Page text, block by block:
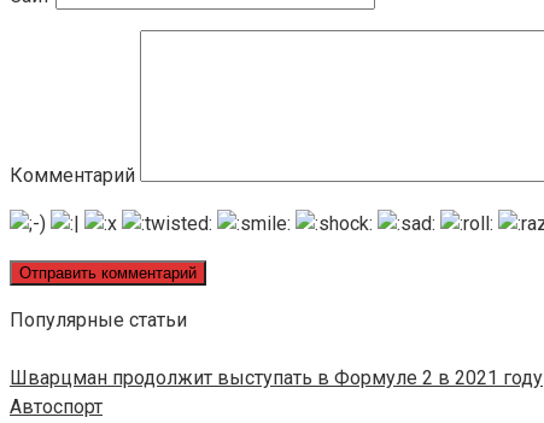
Комментарий
Популярные статьи
Шварцман продолжит выступать в Формуле 2 в 2021 году
Автоспорт